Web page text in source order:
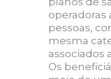
operadoras
pessoas,
mesma
associados
Os